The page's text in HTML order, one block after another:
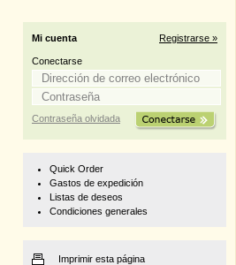
Mi cuenta Registrarse »
Conectarse
Contraseña olvidada
Quick Order
Gastos de expedición
Listas de deseos
Condiciones generales
Imprimir esta página